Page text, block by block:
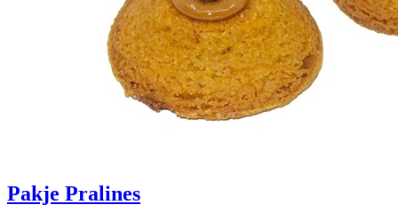
Pakje Pralines